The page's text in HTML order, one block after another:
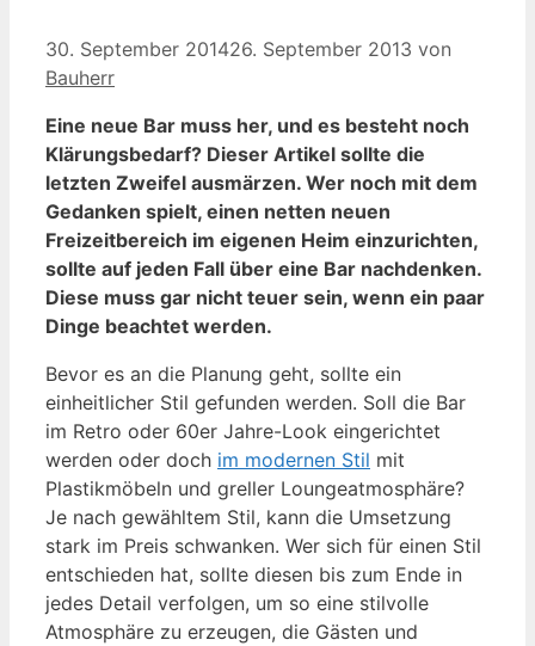
30. September 201426. September 2013 von
Bauherr
Eine neue Bar muss her, und es besteht noch
Klärungsbedarf? Dieser Artikel sollte die
letzten Zweifel ausmärzen. Wer noch mit dem
Gedanken spielt, einen netten neuen
Freizeitbereich im eigenen Heim einzurichten,
sollte auf jeden Fall über eine Bar nachdenken.
Diese muss gar nicht teuer sein, wenn ein paar
Dinge beachtet werden.
Bevor es an die Planung geht, sollte ein
einheitlicher Stil gefunden werden. Soll die Bar
im Retro oder 60er Jahre-Look eingerichtet
werden oder doch im modernen Stil mit
Plastikmöbeln und greller Loungeatmosphäre?
Je nach gewähltem Stil, kann die Umsetzung
stark im Preis schwanken. Wer sich für einen Stil
entschieden hat, sollte diesen bis zum Ende in
jedes Detail verfolgen, um so eine stilvolle
Atmosphäre zu erzeugen, die Gästen und